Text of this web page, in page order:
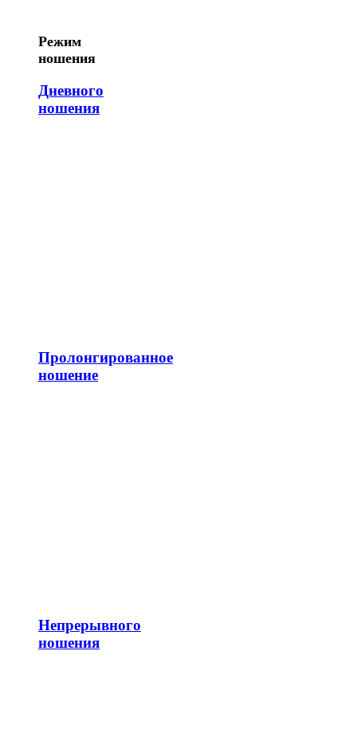
Режим
ношения
Дневного
ношения
Пролонгированное
ношение
Непрерывного
ношения